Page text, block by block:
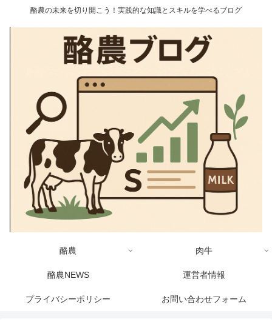
酪農の未来を切り開こう！実践的な知識とスキルを学べるブログ
酪農 肉牛
酪農NEWS 運営者情報
プライバシーポリシー お問い合わせフォーム